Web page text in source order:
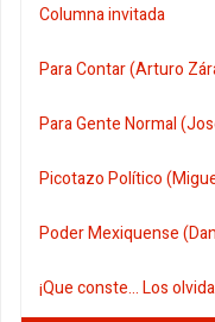
Columna invitada
Para Contar (Arturo
Para Gente Normal
Picotazo Político
Poder Mexiquense
¡Que conste... Los